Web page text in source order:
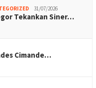
31/07/2026
Tekankan Siner…
Cimande…